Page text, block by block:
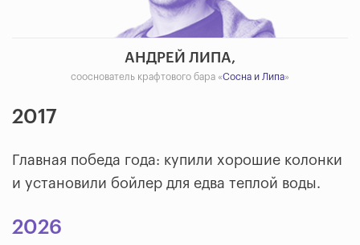
АНДРЕЙ ЛИПА,
сооснователь крафтового бара «Сосна и Липа»
2017
Главная победа года: купили хорошие колонки
и установили бойлер для едва теплой воды.
2026